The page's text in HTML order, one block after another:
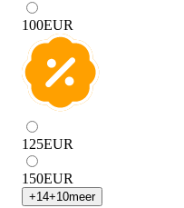
100EUR
125EUR
150EUR
+14+10meer